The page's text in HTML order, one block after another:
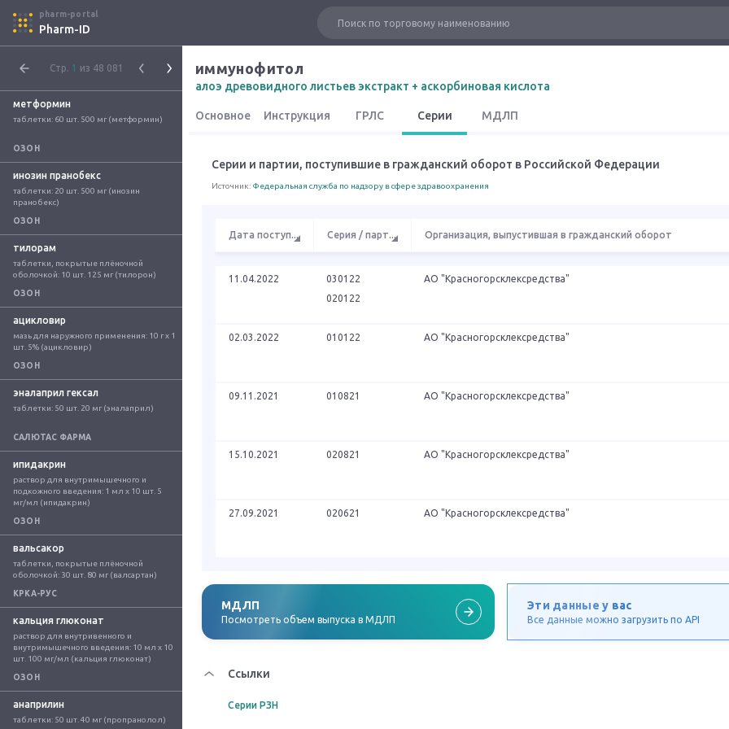
pharm-portal
Pharm-ID
Стр. 1 из 48 081
метформин
таблетки: 60 шт. 500 мг (метформин)
ОЗОН
инозин пранобекс
таблетки: 20 шт. 500 мг (инозин
пранобекс)
ОЗОН
тилорам
таблетки, покрытые плёночной
оболочкой: 10 шт. 125 мг (тилорон)
ОЗОН
ацикловир
мазь для наружного применения: 10 г x 1
шт. 5% (ацикловир)
ОЗОН
эналаприл гексал
таблетки: 50 шт. 20 мг (эналаприл)
САЛЮТАС ФАРМА
ипидакрин
раствор для внутримышечного и
подкожного введения: 1 мл x 10 шт. 5
мг/мл (ипидакрин)
ОЗОН
вальсакор
таблетки, покрытые плёночной
оболочкой: 30 шт. 80 мг (валсартан)
КРКА-РУС
кальция глюконат
раствор для внутривенного и
внутримышечного введения: 10 мл x 10
шт. 100 мг/мл (кальция глюконат)
ОЗОН
анаприлин
таблетки: 50 шт. 40 мг (пропранолол)
иммунофитол
алоэ древовидного листьев экстракт + аскорбиновая кислота
Основное Инструкция ГРЛС Серии МДЛП
Серии и партии, поступившие в гражданский оборот в Российской Федерации
Источник: Федеральная служба по надзору в сфере здравоохранения
Дата поступ... Серия / парт... Организация, выпустившая в гражданский оборот
11.04.2022
030122
020122
АО "Красногорсклексредства"
02.03.2022 010122 АО "Красногорсклексредства"
09.11.2021 010821 АО "Красногорсклексредства"
15.10.2021 020821 АО "Красногорсклексредства"
27.09.2021 020621 АО "Красногорсклексредства"
МДЛП
Посмотреть объем выпуска в МДЛП
Эти данные у вас
Все данные можно загрузить по API
Ссылки
Серии РЗН